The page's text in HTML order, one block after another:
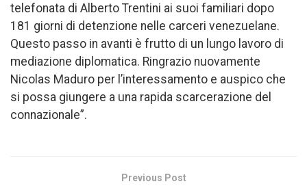
telefonata di Alberto Trentini ai suoi familiari dopo
181 giorni di detenzione nelle carceri venezuelane.
Questo passo in avanti è frutto di un lungo lavoro di
mediazione diplomatica. Ringrazio nuovamente
Nicolas Maduro per l’interessamento e auspico che
si possa giungere a una rapida scarcerazione del
connazionale”.
Previous Post